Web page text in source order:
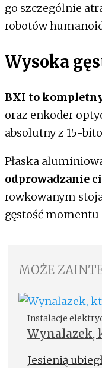
go szczególnie
robotów
Wysoka
BXI to
oraz enkoder
absolutny z 15-
Płaska
odprowadzanie
rowkowanym
gęstość momentu
MOŻE
Instalacje
Wynalazek,
Jesienią